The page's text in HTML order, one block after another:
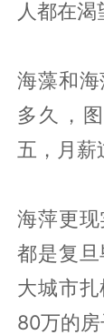
人都在渴
海藻和
多久，
五，月薪
海萍更
都是复
大城市
80万的